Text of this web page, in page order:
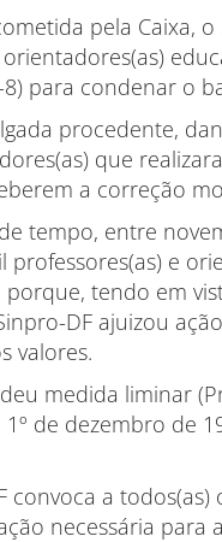
pela Caixa,
orientadores(as)
8) para condenar o
procedente,
que
a correção
tempo, entre
e
porque, tendo em
DF ajuizou
valores.
medida liminar
de dezembro de
convoca a todos(as)
necessária para